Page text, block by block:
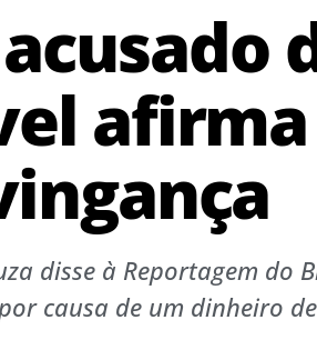
disse à Reportagem
causa de um dinheiro